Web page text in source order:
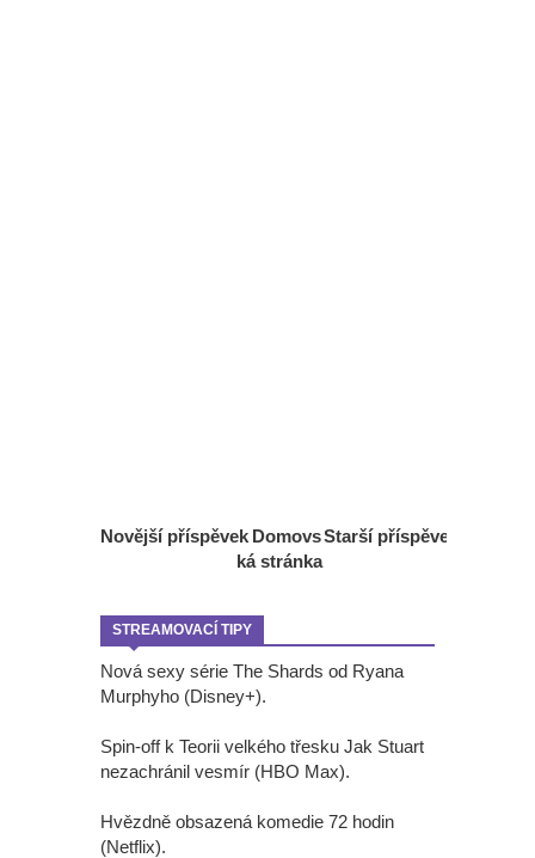
Novější příspěvek Starší příspěvek
Domovs
ká stránka
STREAMOVACÍ TIPY
Nová sexy série The Shards od Ryana
Murphyho (Disney+).
Spin-off k Teorii velkého třesku Jak Stuart
nezachránil vesmír (HBO Max).
Hvězdně obsazená komedie 72 hodin
(Netflix).